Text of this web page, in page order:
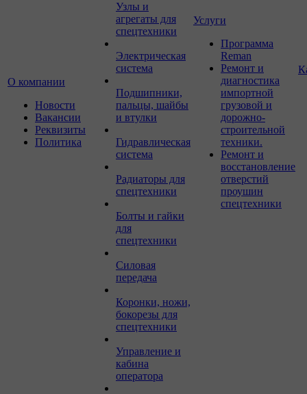
О компании
Новости
Вакансии
Реквизиты
Политика
Узлы и
агрегаты для
спецтехники
Электрическая
система
Подшипники,
пальцы, шайбы
и втулки
Гидравлическая
система
Радиаторы для
спецтехники
Болты и гайки
для
спецтехники
Силовая
передача
Коронки, ножи,
бокорезы для
спецтехники
Управление и
кабина
оператора
Услуги
Программа
Reman
Ремонт и
диагностика
импортной
грузовой и
дорожно-
строительной
техники.
Ремонт и
восстановление
отверстий
проушин
спецтехники